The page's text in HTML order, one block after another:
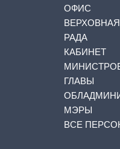
ОФИС
ВЕРХОВНАЯ
РАДА
КАБИНЕТ
ГЛАВЫ
МЭРЫ
ВСЕ